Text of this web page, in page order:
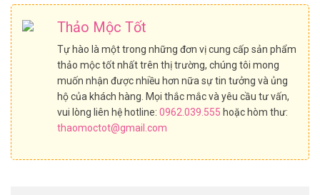
nào? thể bạn chưa biết
Thảo Mộc Tốt
Tự hào là một trong những đơn vị cung cấp sản phẩm
thảo mộc tốt nhất trên thị trường, chúng tôi mong
muốn nhận được nhiều hơn nữa sự tin tưởng và ủng
hộ của khách hàng. Mọi thắc mắc và yêu cầu tư vấn,
vui lòng liên hệ hotline: 0962.039.555 hoặc hòm thư:
thaomoctot@gmail.com